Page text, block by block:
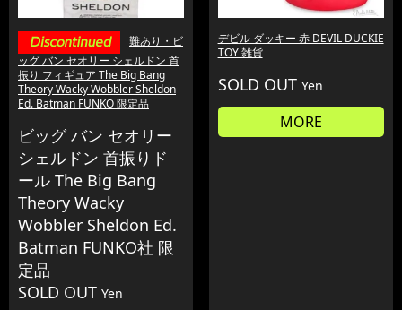
難あり・ビ
ッグ バン セオリー シェルドン 首
振り フィギュア The Big Bang
Theory Wacky Wobbler Sheldon
Ed. Batman FUNKO 限定品
ビッグ バン セオリー
シェルドン 首振りド
ール The Big Bang
Theory Wacky
Wobbler Sheldon Ed.
Batman FUNKO社 限
定品
SOLD OUT Yen
デビル ダッキー 赤 DEVIL DUCKIE
TOY 雑貨
SOLD OUT Yen
MORE